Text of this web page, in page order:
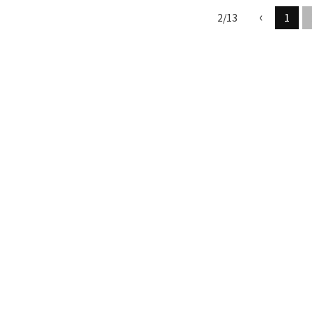
2/13 ‹ 1